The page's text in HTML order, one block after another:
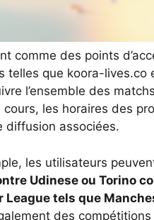
comme des points
telles que koora-lives.co
l’ensemble des
les horaires des
diffusion associées.
les utilisateurs
Udinese ou Torino
League tels que
des